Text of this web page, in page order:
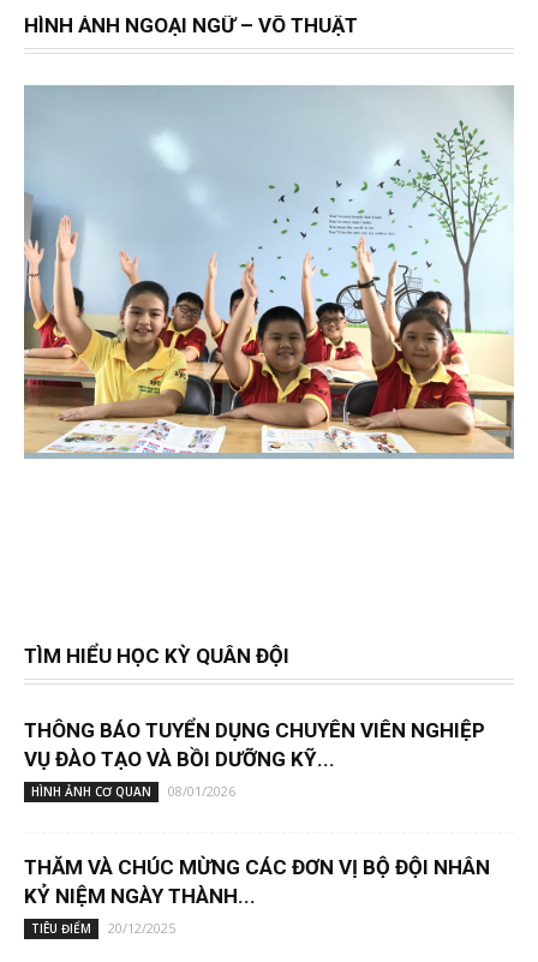
HÌNH ẢNH NGOẠI NGỮ – VÕ THUẬT
TÌM HIỂU HỌC KỲ QUÂN ĐỘI
THÔNG BÁO TUYỂN DỤNG CHUYÊN VIÊN NGHIỆP
VỤ ĐÀO TẠO VÀ BỒI DƯỠNG KỸ...
HÌNH ẢNH CƠ QUAN 08/01/2026
THĂM VÀ CHÚC MỪNG CÁC ĐƠN VỊ BỘ ĐỘI NHÂN
KỶ NIỆM NGÀY THÀNH...
TIÊU ĐIỂM 20/12/2025